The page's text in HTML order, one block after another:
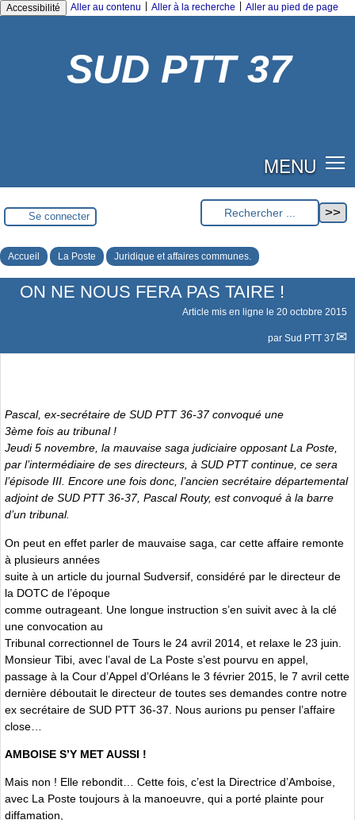
Accessibilité Aller au contenu Aller à la recherche Aller au pied de page
SUD PTT 37
MENU
Se connecter
Accueil La Poste Juridique et affaires communes.
ON NE NOUS FERA PAS TAIRE !
Article mis en ligne le 20 octobre 2015
par Sud PTT 37
Pascal, ex-secrétaire de SUD PTT 36-37 convoqué une
3ème fois au tribunal !
Jeudi 5 novembre, la mauvaise saga judiciaire opposant La Poste,
par l’intermédiaire de ses directeurs, à SUD PTT continue, ce sera
l’épisode III. Encore une fois donc, l’ancien secrétaire départemental
adjoint de SUD PTT 36-37, Pascal Routy, est convoqué à la barre
d’un tribunal.
On peut en effet parler de mauvaise saga, car cette affaire remonte
à plusieurs années
suite à un article du journal Sudversif, considéré par le directeur de
la DOTC de l’époque
comme outrageant. Une longue instruction s’en suivit avec à la clé
une convocation au
Tribunal correctionnel de Tours le 24 avril 2014, et relaxe le 23 juin.
Monsieur Tibi, avec l’aval de La Poste s’est pourvu en appel,
passage à la Cour d’Appel d’Orléans le 3 février 2015, le 7 avril cette
dernière déboutait le directeur de toutes ses demandes contre notre
ex secrétaire de SUD PTT 36-37. Nous aurions pu penser l’affaire
close…
AMBOISE S’Y MET AUSSI !
Mais non ! Elle rebondit… Cette fois, c’est la Directrice d’Amboise,
avec La Poste toujours à la manoeuvre, qui a porté plainte pour
diffamation,